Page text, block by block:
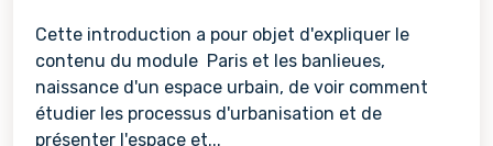
Cette introduction a pour objet d'expliquer le
contenu du module Paris et les banlieues,
naissance d'un espace urbain, de voir comment
étudier les processus d'urbanisation et de
présenter l'espace et...